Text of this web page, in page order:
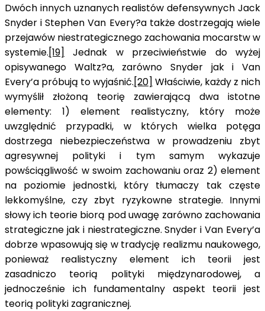
Dwóch innych uznanych realistów defensywnych Jack
Snyder i Stephen Van Every?a także dostrzegają wiele
przejawów niestrategicznego zachowania mocarstw w
systemie.[19]
Jednak w przeciwieństwie do wyżej
opisywanego Waltz?a, zarówno Snyder jak i Van
Every’a próbują to wyjaśnić.[20] Właściwie, każdy z nich
wymyślił złożoną teorię zawierającą dwa istotne
elementy: 1) element realistyczny, który może
uwzględnić przypadki, w których wielka potęga
dostrzega niebezpieczeństwa w prowadzeniu zbyt
agresywnej polityki i tym samym wykazuje
powściągliwość w swoim zachowaniu oraz 2) element
na poziomie jednostki, który tłumaczy tak częste
lekkomyślne, czy zbyt ryzykowne strategie. Innymi
słowy ich teorie biorą pod uwagę zarówno zachowania
strategiczne jak i niestrategiczne. Snyder i Van Every’a
dobrze wpasowują się w tradycję realizmu naukowego,
ponieważ realistyczny element ich teorii jest
zasadniczo teorią polityki międzynarodowej, a
jednocześnie ich fundamentalny aspekt teorii jest
teorią polityki zagranicznej.